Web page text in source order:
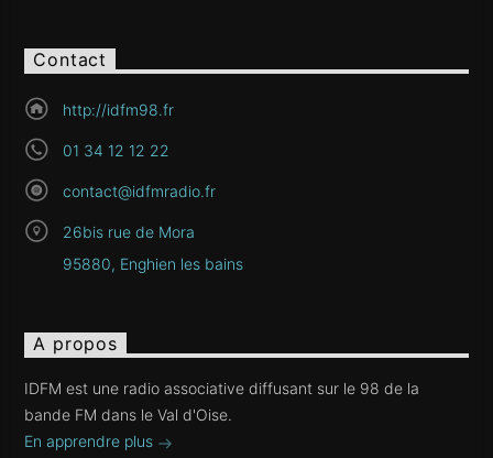
Contact
http://idfm98.fr
01 34 12 12 22
contact@idfmradio.fr
26bis rue de Mora
95880, Enghien les bains
A propos
IDFM est une radio associative diffusant sur le 98 de la
bande FM dans le Val d'Oise.
En apprendre plus